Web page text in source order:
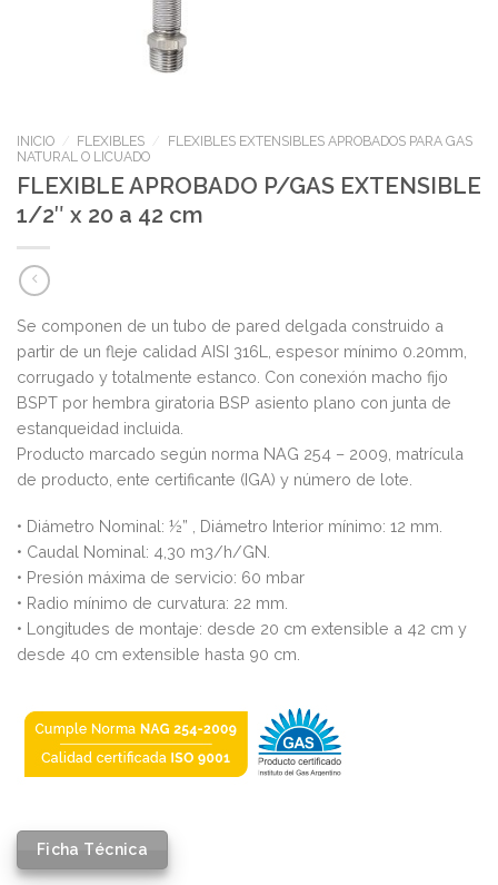
INICIO / FLEXIBLES /
FLEXIBLES EXTENSIBLES APROBADOS PARA GAS
NATURAL O LICUADO
FLEXIBLE APROBADO P/GAS EXTENSIBLE
1/2″ x 20 a 42 cm
Se componen de un tubo de pared delgada construido a
partir de un fleje calidad AISI 316L, espesor mínimo 0.20mm,
corrugado y totalmente estanco. Con conexión macho fijo
BSPT por hembra giratoria BSP asiento plano con junta de
estanqueidad incluida.
Producto marcado según norma NAG 254 – 2009, matrícula
de producto, ente certificante (IGA) y número de lote.
• Diámetro Nominal: ½” , Diámetro Interior mínimo: 12 mm.
• Caudal Nominal: 4,30 m3/h/GN.
• Presión máxima de servicio: 60 mbar
• Radio mínimo de curvatura: 22 mm.
• Longitudes de montaje: desde 20 cm extensible a 42 cm y
desde 40 cm extensible hasta 90 cm.
Ficha Técnica